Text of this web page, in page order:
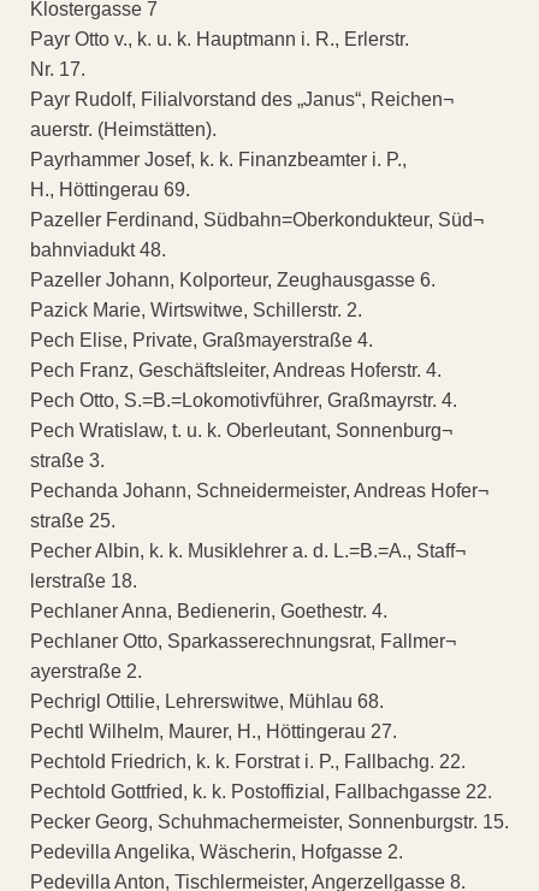
Klostergasse 7
Payr Otto v., k. u. k. Hauptmann i. R., Erlerstr.
Nr. 17.
Payr Rudolf, Filialvorstand des „Janus“, Reichen¬
auerstr. (Heimstätten).
Payrhammer Josef, k. k. Finanzbeamter i. P.,
H., Höttingerau 69.
Pazeller Ferdinand, Südbahn=Oberkondukteur, Süd¬
bahnviadukt 48.
Pazeller Johann, Kolporteur, Zeughausgasse 6.
Pazick Marie, Wirtswitwe, Schillerstr. 2.
Pech Elise, Private, Graßmayerstraße 4.
Pech Franz, Geschäftsleiter, Andreas Hoferstr. 4.
Pech Otto, S.=B.=Lokomotivführer, Graßmayrstr. 4.
Pech Wratislaw, t. u. k. Oberleutant, Sonnenburg¬
straße 3.
Pechanda Johann, Schneidermeister, Andreas Hofer¬
straße 25.
Pecher Albin, k. k. Musiklehrer a. d. L.=B.=A., Staff¬
lerstraße 18.
Pechlaner Anna, Bedienerin, Goethestr. 4.
Pechlaner Otto, Sparkasserechnungsrat, Fallmer¬
ayerstraße 2.
Pechrigl Ottilie, Lehrerswitwe, Mühlau 68.
Pechtl Wilhelm, Maurer, H., Höttingerau 27.
Pechtold Friedrich, k. k. Forstrat i. P., Fallbachg. 22.
Pechtold Gottfried, k. k. Postoffizial, Fallbachgasse 22.
Pecker Georg, Schuhmachermeister, Sonnenburgstr. 15.
Pedevilla Angelika, Wäscherin, Hofgasse 2.
Pedevilla Anton, Tischlermeister, Angerzellgasse 8.